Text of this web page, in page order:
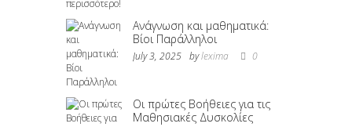
Ανάγνωση και μαθηματικά:
Βίοι Παράλληλοι
July 3, 2025 bylexima 0
Οι πρώτες Βοήθειες για τις
Μαθησιακές Δυσκολίες